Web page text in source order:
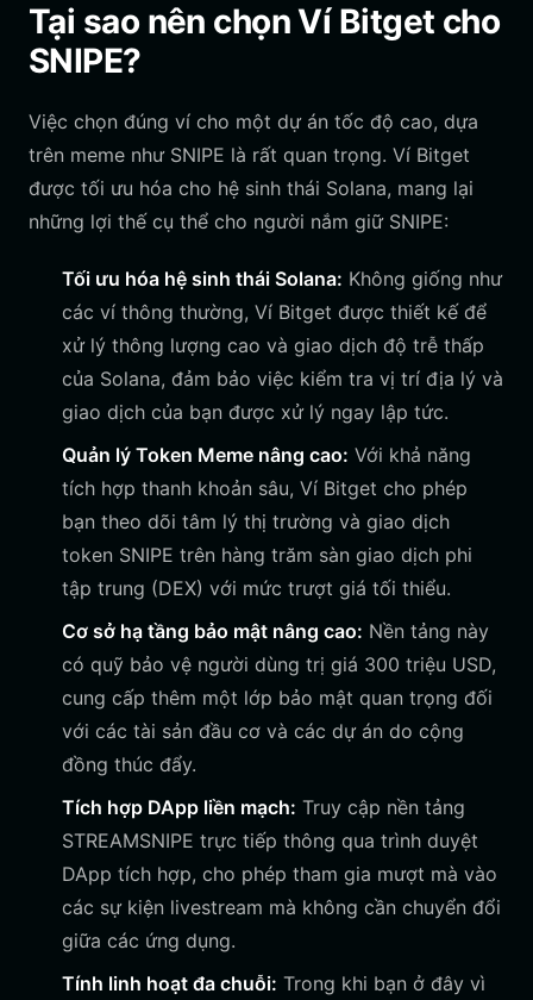
Tại sao nên chọn Ví Bitget cho
SNIPE?
Việc chọn đúng ví cho một dự án tốc độ cao, dựa
trên meme như SNIPE là rất quan trọng. Ví Bitget
được tối ưu hóa cho hệ sinh thái Solana, mang lại
những lợi thế cụ thể cho người nắm giữ SNIPE:
Tối ưu hóa hệ sinh thái Solana: Không giống như
các ví thông thường, Ví Bitget được thiết kế để
xử lý thông lượng cao và giao dịch độ trễ thấp
của Solana, đảm bảo việc kiểm tra vị trí địa lý và
giao dịch của bạn được xử lý ngay lập tức.
Quản lý Token Meme nâng cao: Với khả năng
tích hợp thanh khoản sâu, Ví Bitget cho phép
bạn theo dõi tâm lý thị trường và giao dịch
token SNIPE trên hàng trăm sàn giao dịch phi
tập trung (DEX) với mức trượt giá tối thiểu.
Cơ sở hạ tầng bảo mật nâng cao: Nền tảng này
có quỹ bảo vệ người dùng trị giá 300 triệu USD,
cung cấp thêm một lớp bảo mật quan trọng đối
với các tài sản đầu cơ và các dự án do cộng
đồng thúc đẩy.
Tích hợp DApp liền mạch: Truy cập nền tảng
STREAMSNIPE trực tiếp thông qua trình duyệt
DApp tích hợp, cho phép tham gia mượt mà vào
các sự kiện livestream mà không cần chuyển đổi
giữa các ứng dụng.
Tính linh hoạt đa chuỗi: Trong khi bạn ở đây vì